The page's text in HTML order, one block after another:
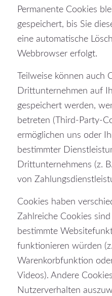
Permanente Cookies
gespeichert, bis Sie
eine automatische
Webbrowser erfolgt.
Teilweise können auch
Drittunternehmen auf
gespeichert werden,
betreten (Third-Party-
ermöglichen uns oder
bestimmter
Drittunternehmens (z.
von
Cookies haben
Zahlreiche Cookies
bestimmte
funktionieren würden
Warenkorbfunktion
Videos). Andere
Nutzerverhalten